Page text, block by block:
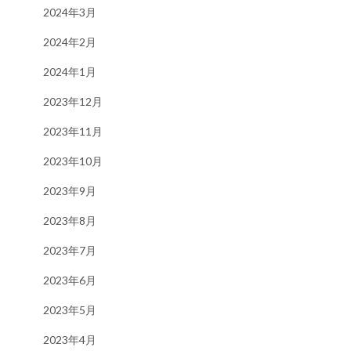
2024年3月
2024年2月
2024年1月
2023年12月
2023年11月
2023年10月
2023年9月
2023年8月
2023年7月
2023年6月
2023年5月
2023年4月